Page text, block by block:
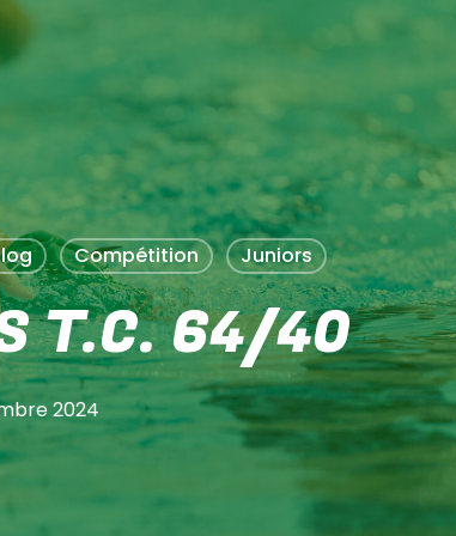
PANIER
Compétition Juniors
T.C. 64/40
2024